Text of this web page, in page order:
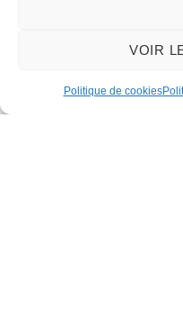
VOIR
Politique de cookies